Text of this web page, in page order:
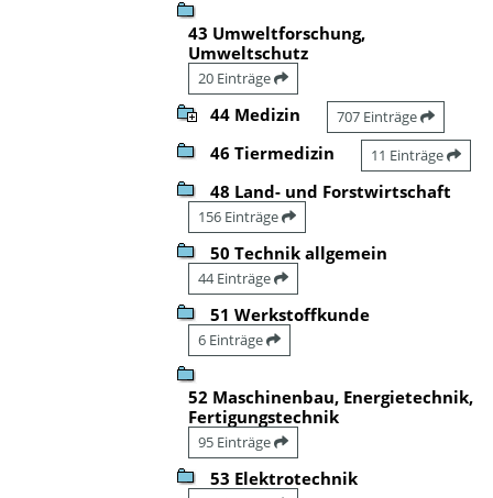
43 Umweltforschung,
Umweltschutz
20 Einträge
44 Medizin 707 Einträge
46 Tiermedizin 11 Einträge
48 Land- und Forstwirtschaft
156 Einträge
50 Technik allgemein
44 Einträge
51 Werkstoffkunde
6 Einträge
52 Maschinenbau, Energietechnik,
Fertigungstechnik
95 Einträge
53 Elektrotechnik